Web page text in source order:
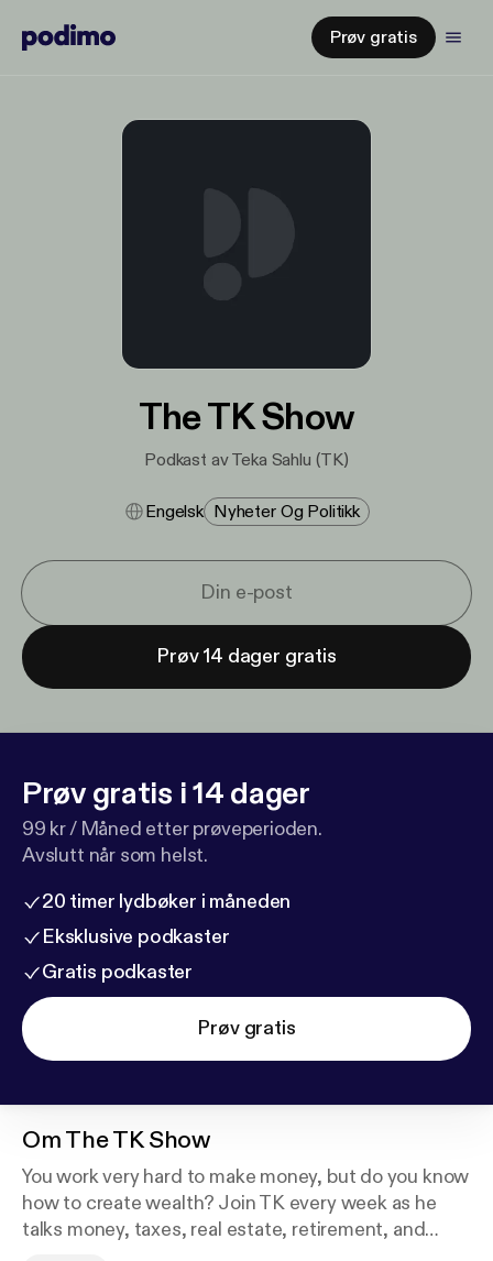
Prøv gratis
The TK Show
Podkast av Teka Sahlu (TK)
Engelsk Nyheter Og Politikk
Prøv 14 dager gratis
Prøv gratis i 14 dager
99 kr / Måned etter prøveperioden.
Avslutt når som helst.
20 timer lydbøker i måneden
Eksklusive podkaster
Gratis podkaster
Prøv gratis
OmThe TK Show
You work very hard to make money, but do you know
how to create wealth? Join TK every week as he
talks money, taxes, real estate, retirement, and